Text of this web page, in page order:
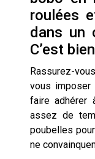
roulées
dans un
C’est
Rassurez-
vous
faire adhérer
assez de
poubelles
ne